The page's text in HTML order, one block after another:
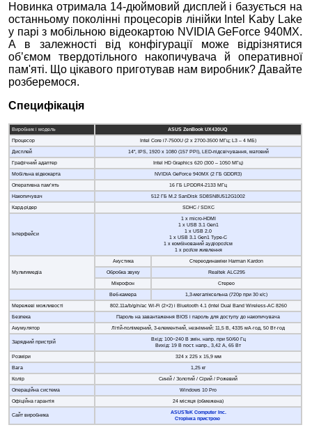
Новинка отримала 14-дюймовий дисплей і базується на
останньому поколінні процесорів лінійки Intel Kaby Lake
у парі з мобільною відеокартою NVIDIA GeForce 940MX.
А в залежності від конфігурації може відрізнятися
об’ємом твердотільного накопичувача й оперативної
пам'яті. Що цікавого приготував нам виробник? Давайте
розберемося.
Специфікація
Виробник і модель
ASUS ZenBook UX430UQ
Процесор
Intel Core i7-7500U (2 x 2700-3500 МГц; L3 – 4 МБ)
Дисплей
14", IPS, 1920 x 1080 (157 PPI), LED-підсвічування, матовий
Графічний адаптер
Intel HD Graphics 620 (300 – 1050 МГц)
Мобільна відеокарта
NVIDIA GeForce 940MX (2 ГБ GDDR3)
Оперативна пам’ять
16 ГБ LPDDR4-2133 МГц
Накопичувач
512 ГБ M.2 SanDisk SD8SN8U512G1002
Кард-рідер
SDHC / SDXC
Інтерфейси
1 x micro-HDMI
1 x USB 3.1 Gen1
1 x USB 2.0
1 x USB 3.1 Gen1 Type-C
1 x комбінований аудіороз'єм
1 x роз'єм живлення
Мультимедіа
Акустика
Стереодинаміки Harman Kardon
Обробка звуку
Realtek ALC295
Мікрофон
Стерео
Веб-камера
1,3-мегапіксельна (720p при 30 к/с)
Мережеві можливості
802.11а/b/g/n/ас Wi-Fi (2×2) і Bluetooth 4.1 (Intel Dual Band Wireless-AC 8260
Безпека
Пароль на завантаження BIOS і пароль для доступу до накопичувача
Акумулятор
Літій-полімерний, 3-елементний, незнімний: 11,5 В, 4335 мА·год, 50 Вт·год
Зарядний пристрій
Вхід: 100~240 В змін. напр. при 50/60 Гц
Вихід: 19 В пост. напр., 3,42 A, 65 Вт
Розміри
324 x 225 x 15,9 мм
Вага
1,25 кг
Колір
Синій / Золотий / Сірий / Рожевий
Операційна система
Windows 10 Pro
Офіційна гарантія
24 місяця (обмежена)
Сайт виробника
ASUSTeK Computer Inc.
Сторінка пристрою